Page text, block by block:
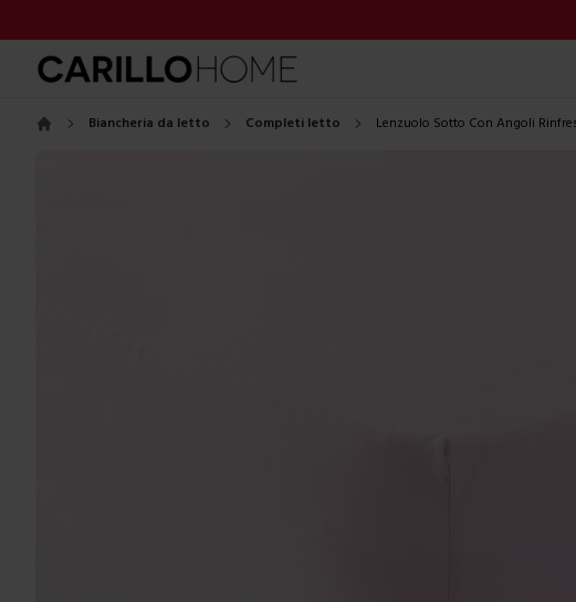
Biancheria da letto Completi letto Lenzuolo Sotto Con Angoli